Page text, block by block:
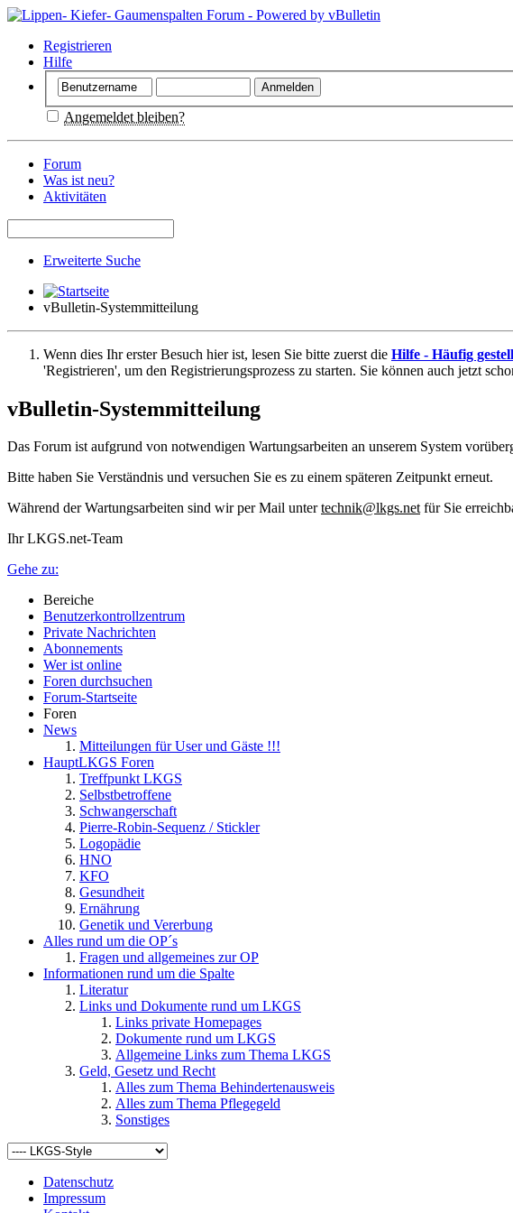
Registrieren
Hilfe
Angemeldet bleiben?
Forum
Was ist neu?
Aktivitäten
Erweiterte Suche
vBulletin-Systemmitteilung
Wenn dies Ihr erster Besuch hier ist, lesen Sie bitte zuerst die Hilfe - Häufig
'Registrieren', um den Registrierungsprozess zu starten. Sie können auch jetzt
vBulletin-Systemmitteilung
Das Forum ist aufgrund von notwendigen Wartungsarbeiten an unserem System
Bitte haben Sie Verständnis und versuchen Sie es zu einem späteren Zeitpunkt erneut.
Während der Wartungsarbeiten sind wir per Mail untertechnik@lkgs.netfür Sie
Ihr LKGS.net-Team
Gehe zu:
Bereiche
Benutzerkontrollzentrum
Private Nachrichten
Abonnements
Wer ist online
Foren durchsuchen
Forum-Startseite
Foren
News
Mitteilungen für User und Gäste !!!
HauptLKGS Foren
Treffpunkt LKGS
Selbstbetroffene
Schwangerschaft
Pierre-Robin-Sequenz / Stickler
Logopädie
HNO
KFO
Gesundheit
Ernährung
Genetik und Vererbung
Alles rund um die OP´s
Fragen und allgemeines zur OP
Informationen rund um die Spalte
Literatur
Links und Dokumente rund um LKGS
Links private Homepages
Dokumente rund um LKGS
Allgemeine Links zum Thema LKGS
Geld, Gesetz und Recht
Alles zum Thema Behindertenausweis
Alles zum Thema Pflegegeld
Sonstiges
Datenschutz
Impressum